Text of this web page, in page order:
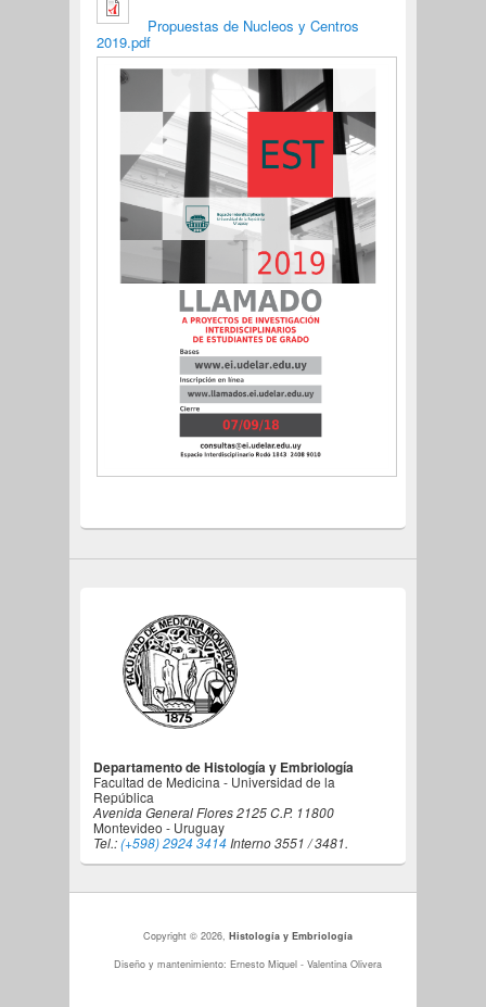
Propuestas de Nucleos y Centros
2019.pdf
Departamento de Histología y Embriología
Facultad de Medicina - Universidad de la
República
Avenida General Flores 2125 C.P. 11800
Montevideo - Uruguay
Tel.:(+598) 2924 3414Interno 3551 / 3481.
Copyright © 2026,Histología y Embriología
Diseño y mantenimiento: Ernesto Miquel - Valentina Olivera